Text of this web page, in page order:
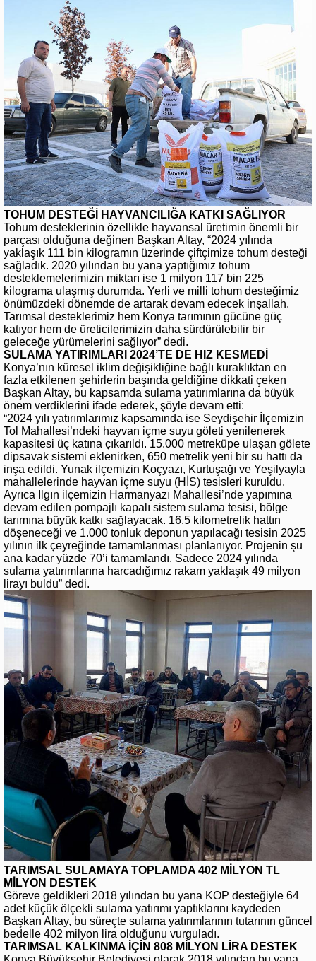
TOHUM DESTEĞİ HAYVANCILIĞA KATKI SAĞLIYOR
Tohum desteklerinin özellikle hayvansal üretimin önemli bir
parçası olduğuna değinen Başkan Altay, “2024 yılında
yaklaşık 111 bin kilogramın üzerinde çiftçimize tohum desteği
sağladık. 2020 yılından bu yana yaptığımız tohum
desteklemelerimizin miktarı ise 1 milyon 117 bin 225
kilograma ulaşmış durumda. Yerli ve milli tohum desteğimiz
önümüzdeki dönemde de artarak devam edecek inşallah.
Tarımsal desteklerimiz hem Konya tarımının gücüne güç
katıyor hem de üreticilerimizin daha sürdürülebilir bir
geleceğe yürümelerini sağlıyor” dedi.
SULAMA YATIRIMLARI 2024’TE DE HIZ KESMEDİ
Konya’nın küresel iklim değişikliğine bağlı kuraklıktan en
fazla etkilenen şehirlerin başında geldiğine dikkati çeken
Başkan Altay, bu kapsamda sulama yatırımlarına da büyük
önem verdiklerini ifade ederek, şöyle devam etti:
“2024 yılı yatırımlarımız kapsamında ise Seydişehir İlçemizin
Tol Mahallesi’ndeki hayvan içme suyu göleti yenilenerek
kapasitesi üç katına çıkarıldı. 15.000 metreküpe ulaşan gölete
dipsavak sistemi eklenirken, 650 metrelik yeni bir su hattı da
inşa edildi. Yunak ilçemizin Koçyazı, Kurtuşağı ve Yeşilyayla
mahallelerinde hayvan içme suyu (HİS) tesisleri kuruldu.
Ayrıca Ilgın ilçemizin Harmanyazı Mahallesi’nde yapımına
devam edilen pompajlı kapalı sistem sulama tesisi, bölge
tarımına büyük katkı sağlayacak. 16.5 kilometrelik hattın
döşeneceği ve 1.000 tonluk deponun yapılacağı tesisin 2025
yılının ilk çeyreğinde tamamlanması planlanıyor. Projenin şu
ana kadar yüzde 70’i tamamlandı. Sadece 2024 yılında
sulama yatırımlarına harcadığımız rakam yaklaşık 49 milyon
lirayı buldu” dedi.
TARIMSAL SULAMAYA TOPLAMDA 402 MİLYON TL
MİLYON DESTEK
Göreve geldikleri 2018 yılından bu yana KOP desteğiyle 64
adet küçük ölçekli sulama yatırımı yaptıklarını kaydeden
Başkan Altay, bu süreçte sulama yatırımlarının tutarının güncel
bedelle 402 milyon lira olduğunu vurguladı.
TARIMSAL KALKINMA İÇİN 808 MİLYON LİRA DESTEK